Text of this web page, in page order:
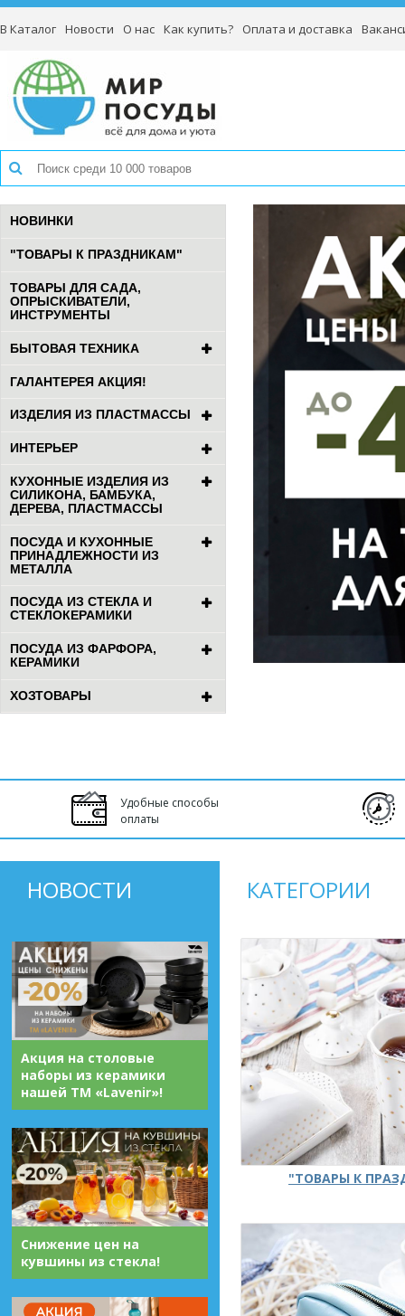
В Каталог Новости О нас Как купить? Оплата и доставка
НОВИНКИ
"ТОВАРЫ К ПРАЗДНИКАМ"
ТОВАРЫ ДЛЯ САДА,
ОПРЫСКИВАТЕЛИ,
ИНСТРУМЕНТЫ
БЫТОВАЯ ТЕХНИКА
ГАЛАНТЕРЕЯ АКЦИЯ!
ИЗДЕЛИЯ ИЗ ПЛАСТМАССЫ
ИНТЕРЬЕР
КУХОННЫЕ ИЗДЕЛИЯ ИЗ
СИЛИКОНА, БАМБУКА,
ДЕРЕВА, ПЛАСТМАССЫ
ПОСУДА И КУХОННЫЕ
ПРИНАДЛЕЖНОСТИ ИЗ
МЕТАЛЛА
ПОСУДА ИЗ СТЕКЛА И
СТЕКЛОКЕРАМИКИ
ПОСУДА ИЗ ФАРФОРА,
КЕРАМИКИ
ХОЗТОВАРЫ
Удобные способы
оплаты
НОВОСТИ
Акция на столовые
наборы из керамики
нашей ТМ «Lavenir»!
Снижение цен на
кувшины из стекла!
КАТЕГОРИИ
"ТОВАРЫ К